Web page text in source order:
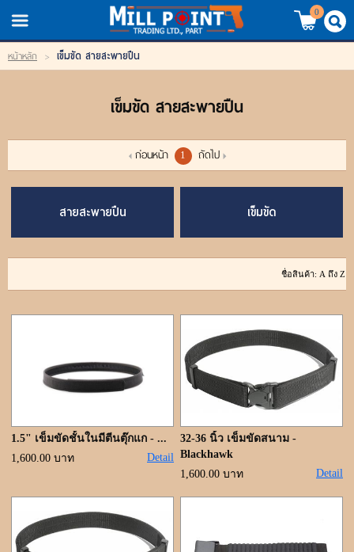
TH/EN
LOGIN REGISTER
My Wishlist
สินค้า
แบรนด์
เข้าสู่ระบบ
ขั้นตอนการสั่งซื้อ
แจ้งชำระเงิน
ค้นหาสินค้า
0
หน้าหลัก > เข็มขัด สายสะพายปืน
เข็มขัด สายสะพายปืน
ก่อนหน้า 1 ถัดไป
สายสะพายปืน เข็มขัด
1.5" เข็มขัดชั้นในมีตีนตุ๊กแก - ...
1,600.00 บาท
Detail
32-36 นิ้ว เข็มขัดสนาม -
Blackhawk
1,600.00 บาท
Detail